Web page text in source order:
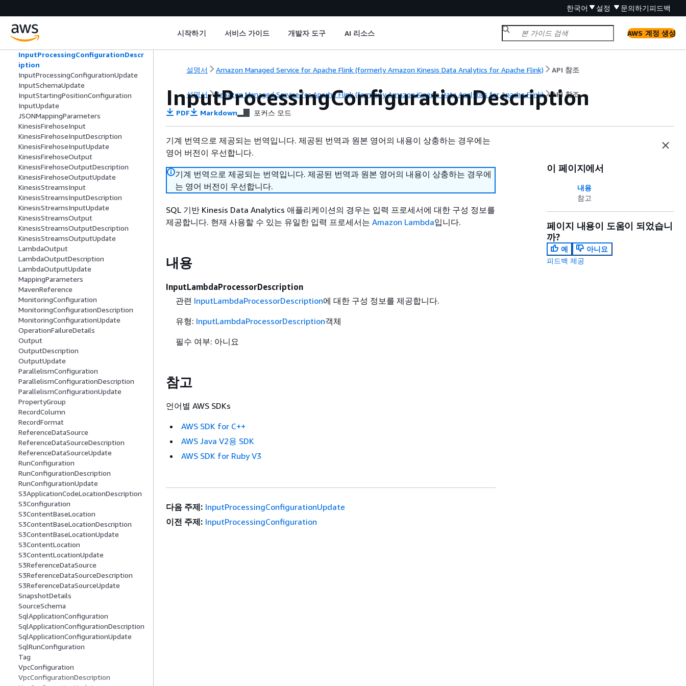
한국어 설정 문의하기피드백
시작하기 서비스 가이드 개발자 도구 AI 리소스 AWS 계정 생성
InputParallelism
InputParallelismUpdate
InputProcessingConfiguration
InputProcessingConfigurationDescr
iption
InputProcessingConfigurationUpdate
InputSchemaUpdate
InputStartingPositionConfiguration
InputUpdate
JSONMappingParameters
KinesisFirehoseInput
KinesisFirehoseInputDescription
KinesisFirehoseInputUpdate
KinesisFirehoseOutput
KinesisFirehoseOutputDescription
KinesisFirehoseOutputUpdate
KinesisStreamsInput
KinesisStreamsInputDescription
KinesisStreamsInputUpdate
KinesisStreamsOutput
KinesisStreamsOutputDescription
KinesisStreamsOutputUpdate
LambdaOutput
LambdaOutputDescription
LambdaOutputUpdate
MappingParameters
MavenReference
MonitoringConfiguration
MonitoringConfigurationDescription
MonitoringConfigurationUpdate
OperationFailureDetails
Output
OutputDescription
OutputUpdate
ParallelismConfiguration
ParallelismConfigurationDescription
ParallelismConfigurationUpdate
PropertyGroup
RecordColumn
RecordFormat
ReferenceDataSource
ReferenceDataSourceDescription
ReferenceDataSourceUpdate
RunConfiguration
RunConfigurationDescription
RunConfigurationUpdate
S3ApplicationCodeLocationDescription
S3Configuration
S3ContentBaseLocation
S3ContentBaseLocationDescription
S3ContentBaseLocationUpdate
S3ContentLocation
S3ContentLocationUpdate
S3ReferenceDataSource
S3ReferenceDataSourceDescription
S3ReferenceDataSourceUpdate
SnapshotDetails
SourceSchema
SqlApplicationConfiguration
SqlApplicationConfigurationDescription
SqlApplicationConfigurationUpdate
SqlRunConfiguration
Tag
VpcConfiguration
VpcConfigurationDescription
설명서 Amazon Managed Service for Apache Flink (formerly Amazon Kinesis Data Analytics for Apache Flink) API 참조
설명서 Amazon Managed Service for Apache Flink (formerly Amazon Kinesis Data Analytics for Apache Flink) API 참조
InputProcessingConfigurationDescription
PDF Markdown 포커스 모드
기계 번역으로 제공되는 번역입니다. 제공된 번역과 원본 영어의 내용이 상충하는 경우에는
영어 버전이 우선합니다.
기계 번역으로 제공되는 번역입니다. 제공된 번역과 원본 영어의 내용이 상충하는 경우에
는 영어 버전이 우선합니다.
SQL 기반 Kinesis Data Analytics 애플리케이션의 경우는 입력 프로세서에 대한 구성 정보를
제공합니다. 현재 사용할 수 있는 유일한 입력 프로세서는 Amazon Lambda입니다.
내용
InputLambdaProcessorDescription
관련 InputLambdaProcessorDescription에 대한 구성 정보를 제공합니다.
유형: InputLambdaProcessorDescription객체
필수 여부: 아니요
참고
언어별 AWS SDKs
AWS SDK for C++
AWS Java V2용 SDK
AWS SDK for Ruby V3
이 페이지에서
내용
참고
페이지 내용이 도움이 되었습니
까?
예
아니요
피드백 제공
다음 주제: InputProcessingConfigurationUpdate
이전 주제: InputProcessingConfiguration